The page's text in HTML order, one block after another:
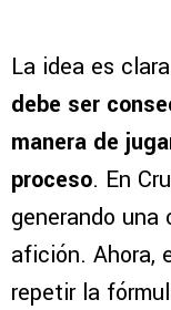
La idea es
debe ser
manera de
proceso. En
generando
afición. Ahora,
repetir la